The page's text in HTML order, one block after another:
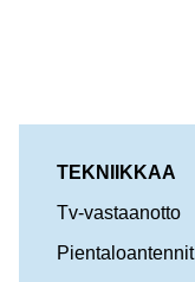
TEKNIIKKAA
Tv-vastaanotto
Pientaloantennit